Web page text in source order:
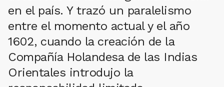
en el país. Y trazó un paralelismo
entre el momento actual y el año
1602, cuando la creación de la
Compañía Holandesa de las Indias
Orientales introdujo la